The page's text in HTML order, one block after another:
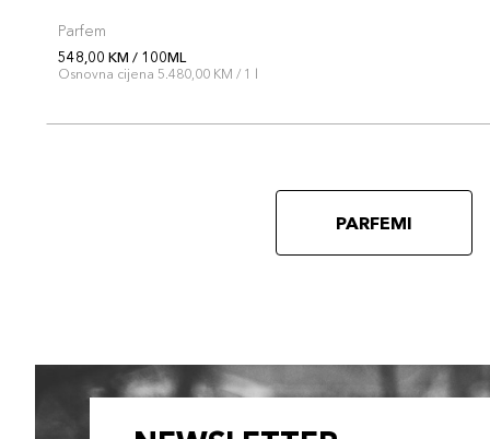
Parfem
548,00 KM / 100ML
Osnovna cijena 5.480,00 KM / 1 l
PARFEMI